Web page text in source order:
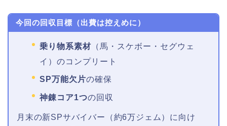
今回の回収目標（出費は控えめに）
乗り物系素材 （馬・スケボー・セグウェ
イ）のコンプリート
SP万能欠片の確保
神錬コア1つの回収
月末の新SPサバイバー（約6万ジェム）に向け